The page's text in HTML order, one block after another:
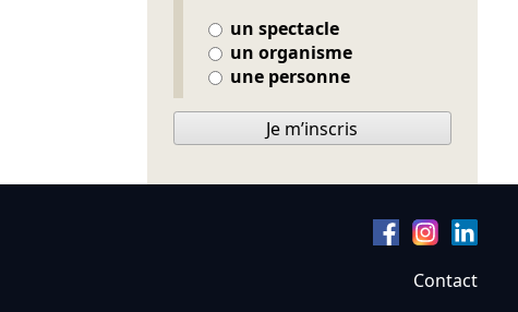
un spectacle
un organisme
une personne
Je m’inscris
Contact